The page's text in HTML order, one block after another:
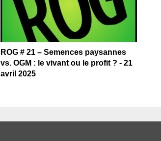
ROG # 21 – Semences paysannes
vs. OGM : le vivant ou le profit ? - 21
avril 2025